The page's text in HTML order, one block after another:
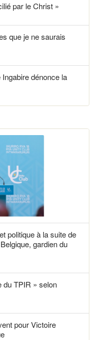
par le Christ »
que je ne saurais
dénonce la
politique à la suite de
gardien du
du TPIR » selon
pour Victoire